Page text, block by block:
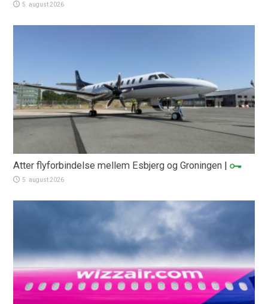
5. august 2026
Atter flyforbindelse mellem Esbjerg og Groningen |
5. august 2026